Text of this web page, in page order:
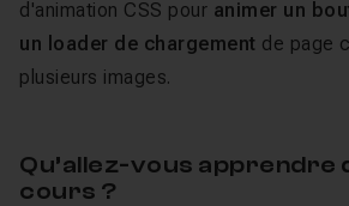
d'animation CSS pour animer un
un loader de chargement de page
plusieurs images.
Qu’allez-vous apprendre
cours ?